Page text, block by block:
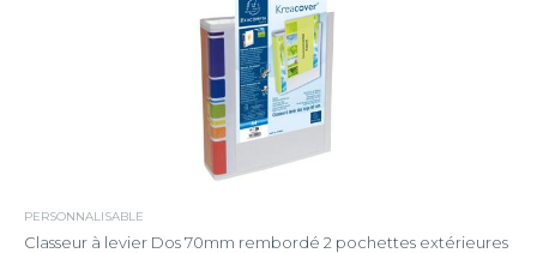
PERSONNALISABLE
Classeur à levier Dos 70mm rembordé 2 pochettes extérieures